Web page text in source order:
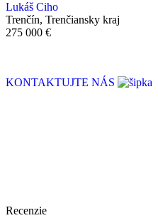
Lukáš Ciho
Trenčín, Trenčiansky kraj
275 000 €
KONTAKTUJTE NÁS
Recenzie